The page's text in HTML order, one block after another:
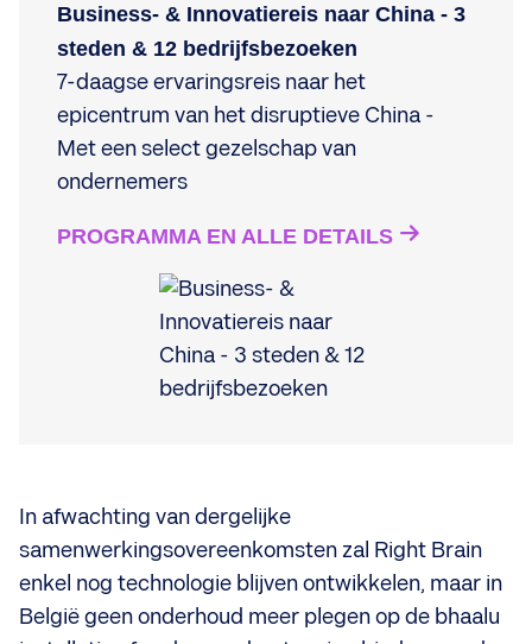
Business- & Innovatiereis naar China - 3
steden & 12 bedrijfsbezoeken
7-daagse ervaringsreis naar het
epicentrum van het disruptieve China -
Met een select gezelschap van
ondernemers
PROGRAMMA EN ALLE DETAILS
In afwachting van dergelijke
samenwerkingsovereenkomsten zal Right Brain
enkel nog technologie blijven ontwikkelen, maar in
België geen onderhoud meer plegen op de bhaalu